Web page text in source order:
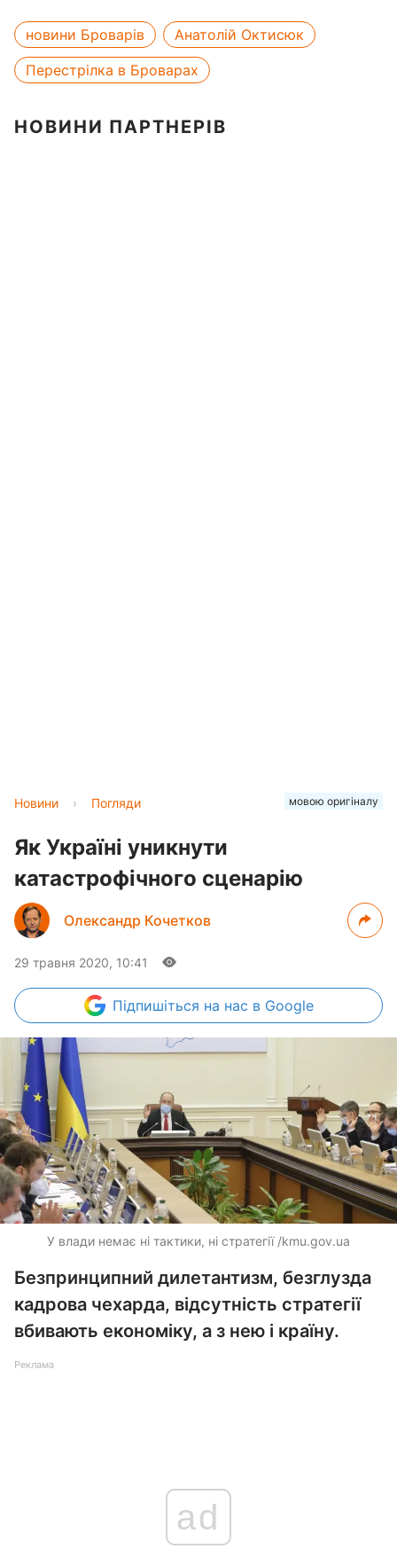
новини Броварів
Анатолій Октисюк
Перестрілка в Броварах
НОВИНИ ПАРТНЕРІВ
мовою оригіналу
Новини › Погляди
Як Україні уникнути
катастрофічного сценарію
Олександр Кочетков
29 травня 2020, 10:41
Підпишіться на нас в Google
У влади немає ні тактики, ні стратегії /kmu.gov.ua
Безпринципний дилетантизм, безглузда
кадрова чехарда, відсутність стратегії
вбивають економіку, а з нею і країну.
Реклама
ad